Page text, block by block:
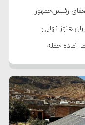
رئیس‌جمهور
هنوز نهایی
آماده حمله
درباره همراهی با
برای پاسخ به
را صادر کرد